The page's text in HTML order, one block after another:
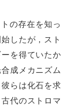
の存在を知っ
したが，スト
を得ていたか
成メカニズム
彼らは化石を求
代のストロマ